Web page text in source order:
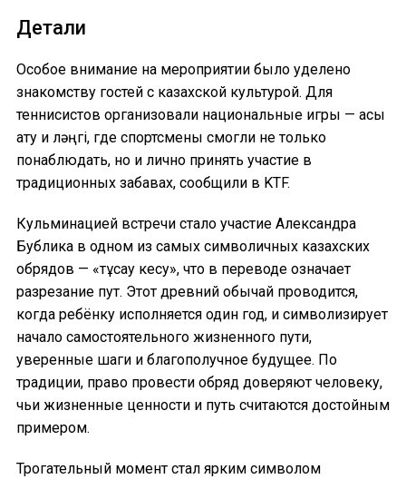
Детали
Особое внимание на мероприятии было уделено
знакомству гостей с казахской культурой. Для
теннисистов организовали национальные игры — асық
ату и ләңгі, где спортсмены смогли не только
понаблюдать, но и лично принять участие в
традиционных забавах, сообщили в KTF.
Кульминацией встречи стало участие Александра
Бублика в одном из самых символичных казахских
обрядов — «тұсау кесу», что в переводе означает
разрезание пут. Этот древний обычай проводится,
когда ребёнку исполняется один год, и символизирует
начало самостоятельного жизненного пути,
уверенные шаги и благополучное будущее. По
традиции, право провести обряд доверяют человеку,
чьи жизненные ценности и путь считаются достойным
примером.
Трогательный момент стал ярким символом